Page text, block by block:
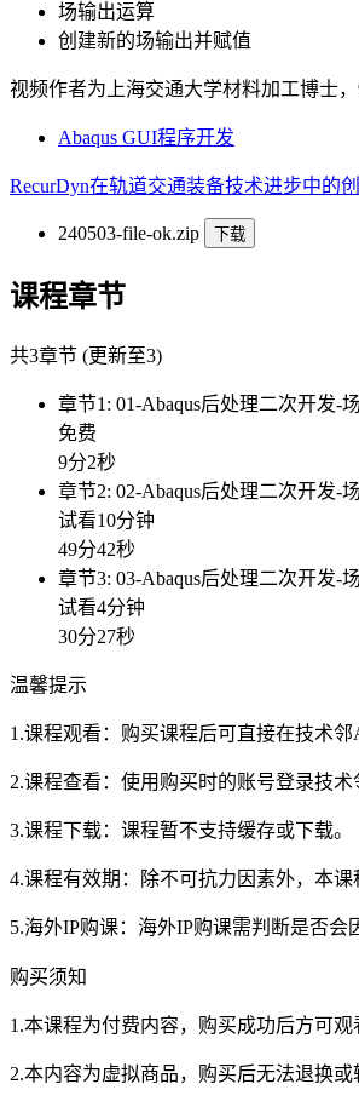
场输出运算
创建新的场输出并赋值
视频作者为上海交通大学材料加工博士，
Abaqus GUI程序开发
RecurDyn在轨道交通装备技术进步中的
240503-file-ok.zip 下载
课程章节
共3章节 (更新至3)
章节1: 01-Abaqus后处理二次开发-
免费
9分2秒
章节2: 02-Abaqus后处理二次开发-
试看10分钟
49分42秒
章节3: 03-Abaqus后处理二次开发-
试看4分钟
30分27秒
温馨提示
1.课程观看：购买课程后可直接在技术
2.课程查看：使用购买时的账号登录技
3.课程下载：课程暂不支持缓存或下载。
4.课程有效期：除不可抗力因素外，本课
5.海外IP购课：海外IP购课需判断是否
购买须知
1.本课程为付费内容，购买成功后方可观
2.本内容为虚拟商品，购买后无法退换